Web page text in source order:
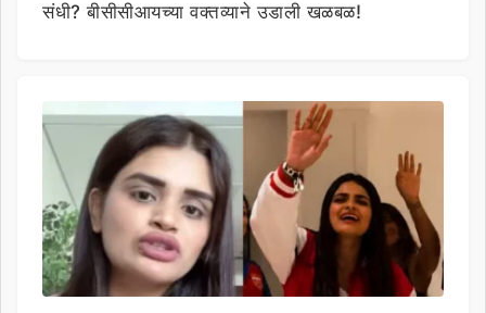
संधी? बीसीसीआयच्या वक्तव्याने उडाली खळबळ!